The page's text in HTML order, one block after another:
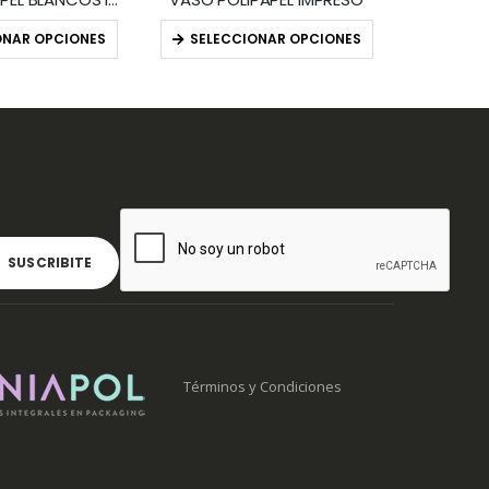
OPCIONES SELECCIONAR OPCIONES
Términos y Condiciones